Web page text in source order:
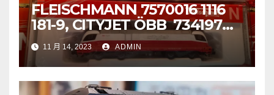
FLEISCHMANN 7570016 1116
181-9, CITYJET ÖBB 734197
Re 620 088-5, SBB Cargo
11 月 14, 2023 ADMIN